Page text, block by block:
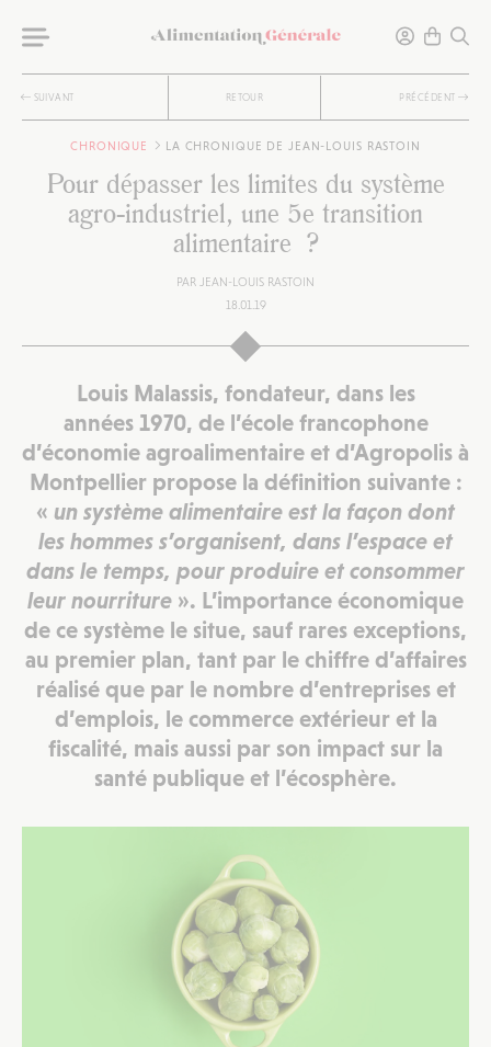
SUIVANT RETOUR PRÉCÉDENT
CHRONIQUE LA CHRONIQUE DE JEAN-LOUIS RASTOIN
Pour dépasser les limites du système
agro-industriel, une 5e transition
alimentaire ?
PAR JEAN-LOUIS RASTOIN
18.01.19
Louis Malassis, fondateur, dans les
années 1970, de l’école francophone
d’économie agroalimentaire et d’Agropolis à
Montpellier propose la définition suivante :
« un système alimentaire est la façon dont
les hommes s’organisent, dans l’espace et
dans le temps, pour produire et consommer
leur nourriture ». L’importance économique
de ce système le situe, sauf rares exceptions,
au premier plan, tant par le chiffre d’affaires
réalisé que par le nombre d’entreprises et
d’emplois, le commerce extérieur et la
fiscalité, mais aussi par son impact sur la
santé publique et l’écosphère.